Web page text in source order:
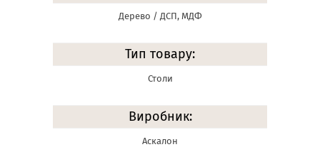
Дерево / ДСП, МДФ
Тип товару:
Столи
Виробник:
Аскалон